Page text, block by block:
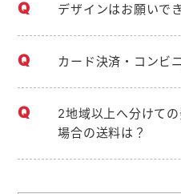
デザインはお願いで
カード決済・コンビ
2地域以上へ分けて
場合の送料は？